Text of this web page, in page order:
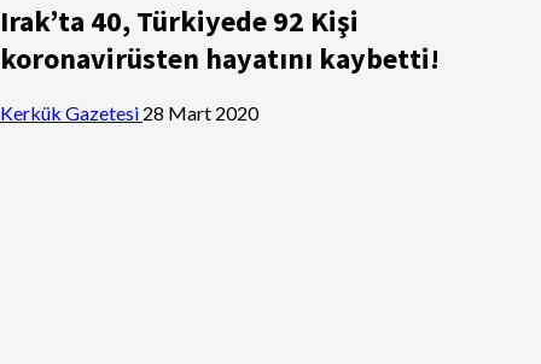
Irak’ta 40, Türkiyede 92 Kişi
koronavirüsten hayatını kaybetti!
Kerkük Gazetesi 28 Mart 2020